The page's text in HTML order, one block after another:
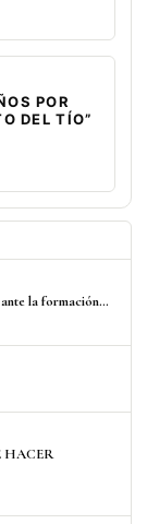
POR
DEL TÍO”
la formación…
HACER